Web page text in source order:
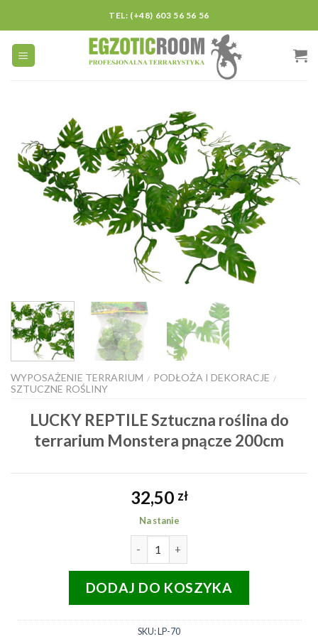
content
TEL: (+48) 603 56 56 56
WYPOSAŻENIE TERRARIUM / PODŁOŻA I DEKORACJE /
SZTUCZNE ROŚLINY
LUCKY REPTILE Sztuczna roślina do
terrarium Monstera pnącze 200cm
32,50 zł
Na stanie
DODAJ DO KOSZYKA
SKU:LP-70